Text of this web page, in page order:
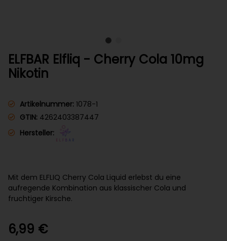
ELFBAR Elfliq - Cherry Cola 10mg
Nikotin
Artikelnummer: 1078-1
GTIN: 4262403387447
Hersteller:
Mit dem ELFLIQ Cherry Cola Liquid erlebst du eine
aufregende Kombination aus klassischer Cola und
fruchtiger Kirsche.
6,99 €